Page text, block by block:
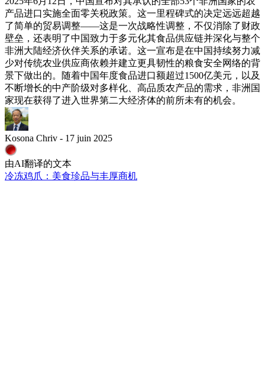
产品进口实施全面零关税政策。这一里程碑式的决定远远超越
了简单的贸易调整——这是一次战略性调整，不仅消除了财政
壁垒，还表明了中国致力于多元化其食品供应链并深化与整个
非洲大陆经济伙伴关系的承诺。这一宣布是在中国持续努力减
少对传统农业供应商依赖并建立更具韧性的粮食安全网络的背
景下做出的。随着中国年度食品进口额超过1500亿美元，以及
不断增长的中产阶级对多样化、高品质农产品的需求，非洲国
家现在获得了进入世界第二大经济体的前所未有的机会。
Kosona Chriv - 17 juin 2025
由AI翻译的文本
冷冻鸡爪：美食珍品与丰厚商机